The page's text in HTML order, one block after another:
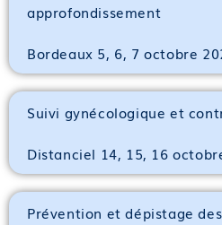
approfondissement
Bordeaux 5, 6, 7 octobre
Suivi gynécologique et
Distanciel 14, 15, 16
Prévention et dépistage